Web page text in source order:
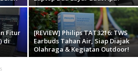
Fitur
di
[REVIEW] Philips TAT3216: TWS
Earbuds Tahan Air, Siap Diajak
Olahraga & Kegiatan Outdoor!